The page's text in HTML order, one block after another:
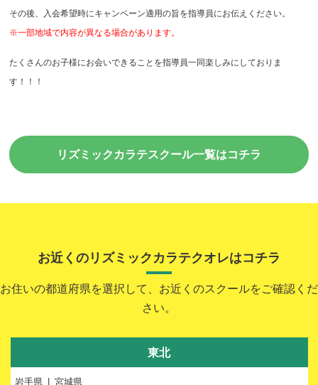
その後、入会希望時にキャンペーン適用の旨を指導員にお伝えください。
※一部地域で内容が異なる場合があります。
たくさんのお子様にお会いできることを指導員一同楽しみにしておりま
す！！！
リズミックカラテスクール一覧はコチラ
お近くのリズミックカラテクオレはコチラ
お住いの都道府県を選択して、お近くのスクールをご確認くだ
さい。
東北
岩手県 宮城県